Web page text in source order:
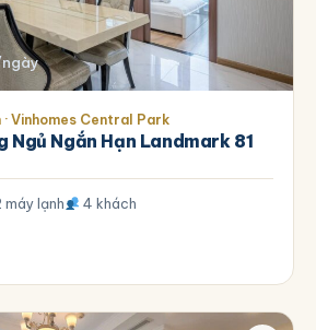
· Vinhomes Central Park
Ngủ Ngắn Hạn Landmark 81
máy lạnh 4 khách